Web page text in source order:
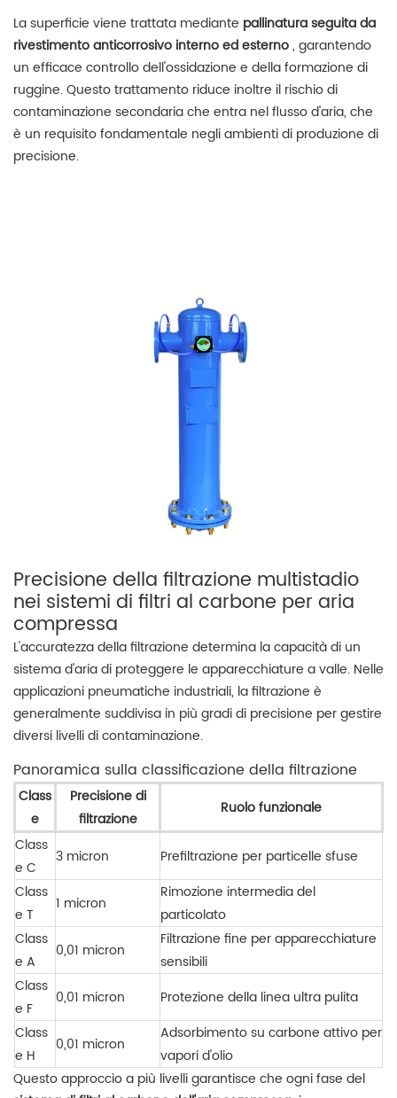
La superficie viene trattata mediante pallinatura seguita da
rivestimento anticorrosivo interno ed esterno, garantendo
un efficace controllo dell'ossidazione e della formazione di
ruggine. Questo trattamento riduce inoltre il rischio di
contaminazione secondaria che entra nel flusso d'aria, che
è un requisito fondamentale negli ambienti di produzione di
precisione.
Precisione della filtrazione multistadio
nei sistemi di filtri al carbone per aria
compressa
L'accuratezza della filtrazione determina la capacità di un
sistema d'aria di proteggere le apparecchiature a valle. Nelle
applicazioni pneumatiche industriali, la filtrazione è
generalmente suddivisa in più gradi di precisione per gestire
diversi livelli di contaminazione.
Panoramica sulla classificazione della filtrazione
Class
e
Precisione di
filtrazione
Ruolo funzionale
Class
e C
3 micron
Prefiltrazione per particelle sfuse
Class
e T
1 micron
Rimozione intermedia del
particolato
Class
e A
0,01 micron
Filtrazione fine per apparecchiature
sensibili
Class
e F
0,01 micron
Protezione della linea ultra pulita
Class
e H
0,01 micron
Adsorbimento su carbone attivo per
vapori d'olio
Questo approccio a più livelli garantisce che ogni fase del